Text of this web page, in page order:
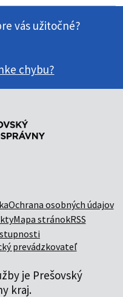
vás užitočné?
chybu?
Ochrana osobných údajov
Mapa stránokRSS
prevádzkovateľ
je Prešovský
kraj.